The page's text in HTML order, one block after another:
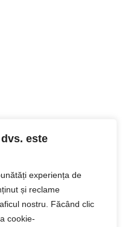
este
experiența de
și reclame
nostru. Făcând clic
cookie-